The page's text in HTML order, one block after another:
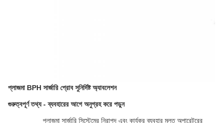
প্লাজমা BPH সার্জারি প্রোব সুনির্দিষ্ট অ্যাবলেশন
গুরুত্বপূর্ণ তথ্য - ব্যবহারের আগে অনুগ্রহ করে পড়ুন
প্লাজমা সার্জারি সিস্টেমের নিরাপদ এবং কার্যকর ব্যবহার মূলত অপারেটরের